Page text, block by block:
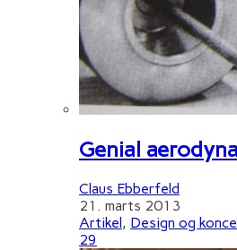
Genial
Claus Ebberfeld
21. marts 2013
Artikel, Design og
29